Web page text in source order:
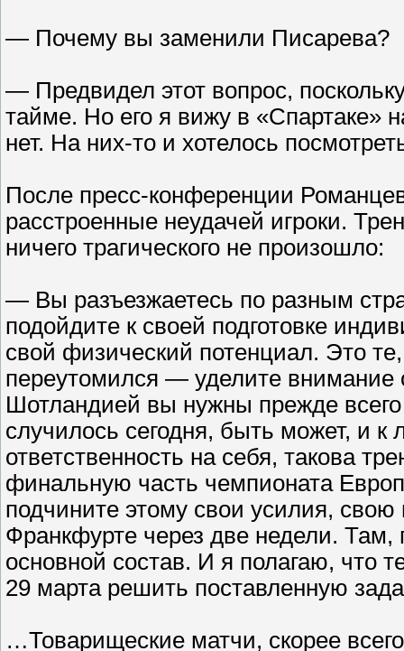
— Почему вы заменили Писарева?
— Предвидел этот вопрос,
тайме. Но его я вижу в «Спартаке»
нет. На них-то и хотелось
После пресс-конференции
расстроенные неудачей игроки.
ничего трагического не произошло:
— Вы разъезжаетесь по разным
подойдите к своей подготовке
свой физический потенциал. Это те,
переутомился — уделите внимание
Шотландией вы нужны прежде
случилось сегодня, быть может, и
ответственность на себя, такова
финальную часть чемпионата
подчините этому свои усилия,
Франкфурте через две недели.
основной состав. И я полагаю, что
29 марта решить поставленную
…Товарищеские матчи, скорее